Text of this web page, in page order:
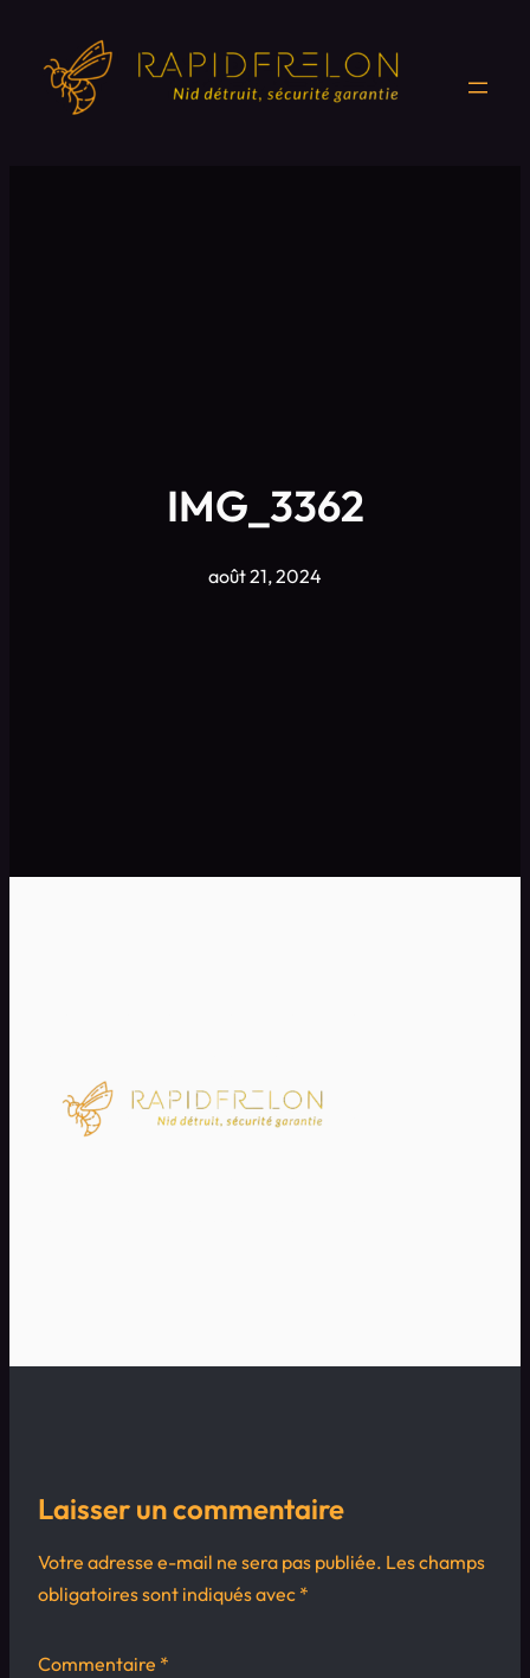
contenu
IMG_3362
août 21, 2024
Laisser un commentaire
Votre adresse e-mail ne sera pas publiée. Les champs
obligatoires sont indiqués avec *
Commentaire *